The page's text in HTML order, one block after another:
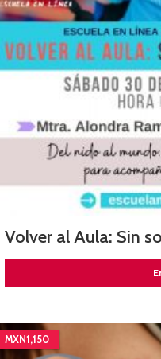
Volver al Aula: Sin
MXN1,150